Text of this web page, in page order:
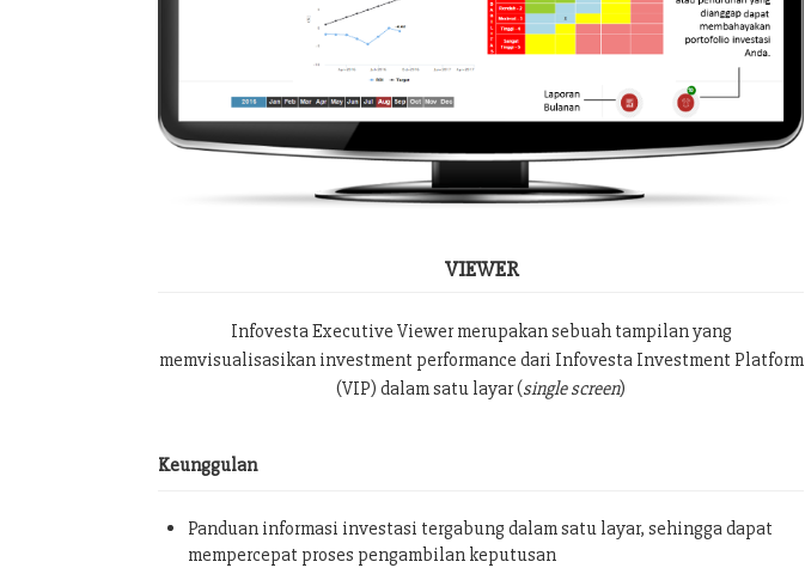
VIEWER
Infovesta Executive Viewer merupakan sebuah tampilan yang
memvisualisasikan investment performance dari Infovesta Investment Platform
(VIP) dalam satu layar (single screen)
Keunggulan
Panduan informasi investasi tergabung dalam satu layar, sehingga dapat
mempercepat proses pengambilan keputusan